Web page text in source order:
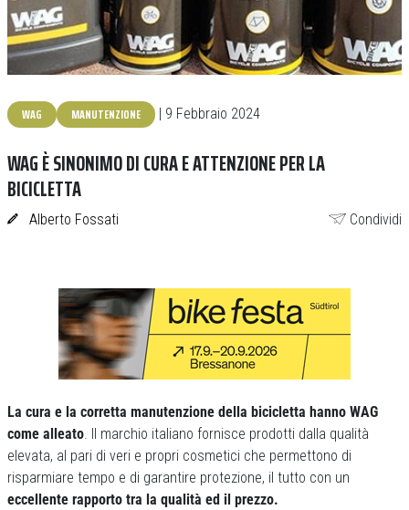
WAG MANUTENZIONE | 9 Febbraio 2024
WAG È SINONIMO DI CURA E ATTENZIONE PER LA
BICICLETTA
Alberto Fossati Condividi
La cura e la corretta manutenzione della bicicletta hanno WAG
come alleato. Il marchio italiano fornisce prodotti dalla qualità
elevata, al pari di veri e propri cosmetici che permettono di
risparmiare tempo e di garantire protezione, il tutto con un
eccellente rapporto tra la qualità ed il prezzo.